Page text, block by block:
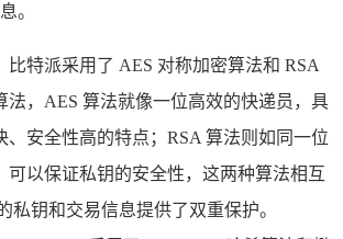
。
比特派采用了 AES 对称加密算法和 RSA
法，AES 算法就像一位高效的快递员，具
、安全性高的特点；RSA 算法则如同一位
可以保证私钥的安全性，这两种算法相互
私钥和交易信息提供了双重保护。